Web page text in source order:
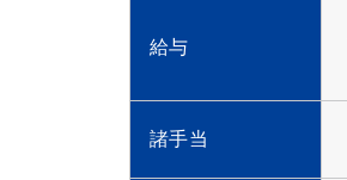
給与
諸手当